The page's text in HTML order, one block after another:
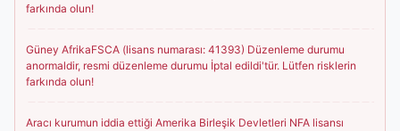
farkında olun!
Güney AfrikaFSCA (lisans numarası: 41393) Düzenleme durumu
anormaldir, resmi düzenleme durumu İptal edildi'tür. Lütfen risklerin
farkında olun!
Aracı kurumun iddia ettiği Amerika Birleşik Devletleri NFA lisansı